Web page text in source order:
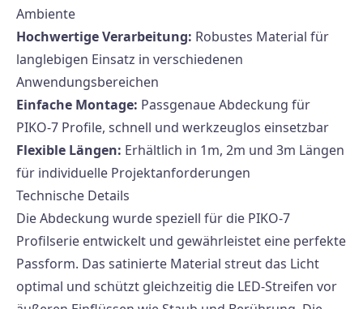
Ambiente
Hochwertige Verarbeitung: Robustes Material für
langlebigen Einsatz in verschiedenen
Anwendungsbereichen
Einfache Montage: Passgenaue Abdeckung für
PIKO-7 Profile, schnell und werkzeuglos einsetzbar
Flexible Längen: Erhältlich in 1m, 2m und 3m Längen
für individuelle Projektanforderungen
Technische Details
Die Abdeckung wurde speziell für die PIKO-7
Profilserie entwickelt und gewährleistet eine perfekte
Passform. Das satinierte Material streut das Licht
optimal und schützt gleichzeitig die LED-Streifen vor